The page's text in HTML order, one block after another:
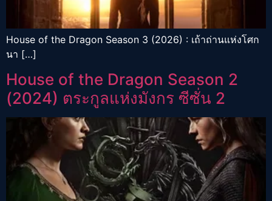
House of the Dragon Season 3 (2026) : เถ้าถ่านแห่งโศก
นา […]
House of the Dragon Season 2
(2024) ตระกูลแห่งมังกร ซีซั่น 2